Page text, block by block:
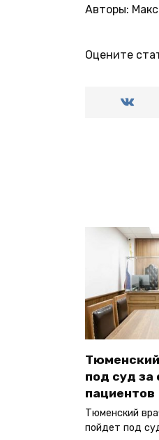
Авторы:
Оцените
под суд за
пациентов
Тюменский
пойдет под